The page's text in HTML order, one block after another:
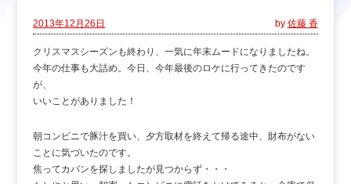
2013年12月26日 by 佐藤 香
クリスマスシーズンも終わり、一気に年末ムードになりましたね。
今年の仕事も大詰め。今日、今年最後のロケに行ってきたのです
が、
いいことがありました！
朝コンビニで豚汁を買い、夕方取材を終えて帰る途中、財布がない
ことに気づいたのです。
焦ってカバンを探しましたが見つからず・・・